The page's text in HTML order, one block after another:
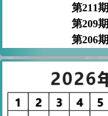
第211期
第209期
第206期